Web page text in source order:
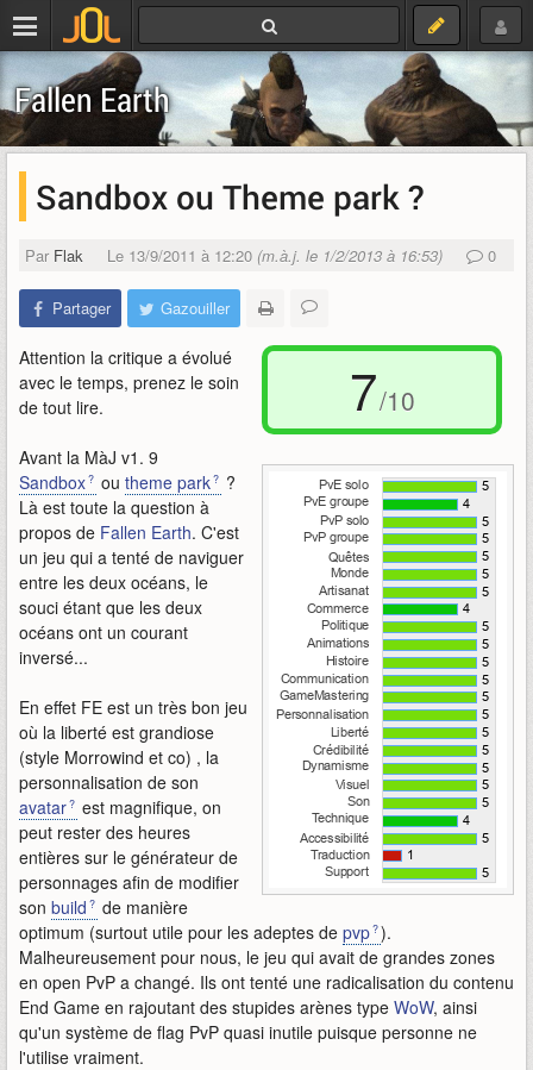
Fallen Earth
Sandbox ou Theme park ?
Par Flak Le 13/9/2011 à 12:20 (m.à.j. le 1/2/2013 à 16:53) 0
Partager Gazouiller
7/10
Attention la critique a évolué
avec le temps, prenez le soin
de tout lire.
Avant la MàJ v1. 9
Sandbox
ou theme park
?
Là est toute la question à
propos de Fallen Earth. C'est
un jeu qui a tenté de naviguer
entre les deux océans, le
souci étant que les deux
océans ont un courant
inversé...
En effet FE est un très bon jeu
où la liberté est grandiose
(style Morrowind et co) , la
personnalisation de son
avatar
est magnifique, on
peut rester des heures
entières sur le générateur de
personnages afin de modifier
son build
de manière
optimum (surtout utile pour les adeptes de pvp ).
Malheureusement pour nous, le jeu qui avait de grandes zones
en open PvP a changé. Ils ont tenté une radicalisation du contenu
End Game en rajoutant des stupides arènes type WoW, ainsi
qu'un système de flag PvP quasi inutile puisque personne ne
l'utilise vraiment.